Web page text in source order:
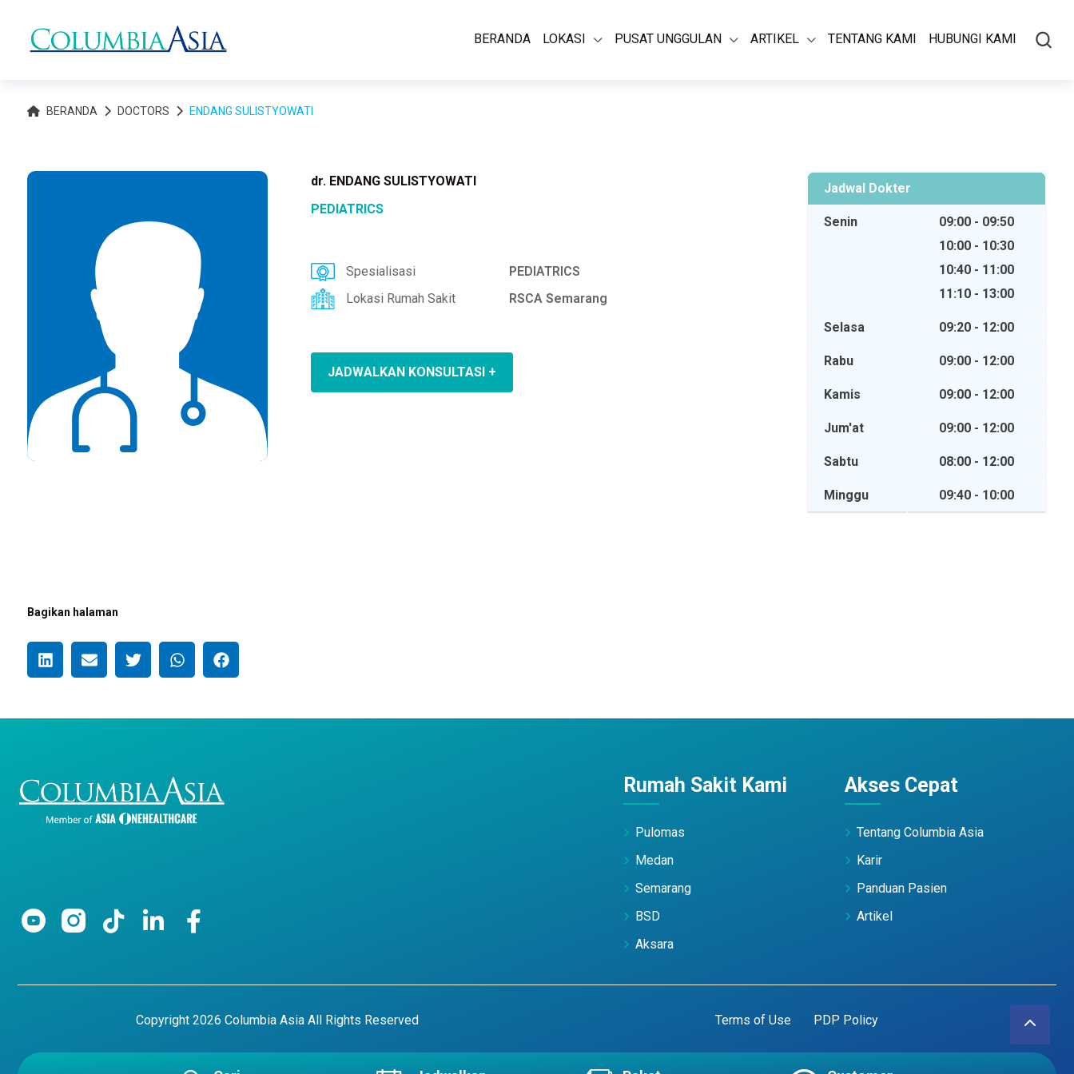
BERANDA LOKASI PUSAT UNGGULAN ARTIKEL TENTANG KAMI HUBUNGI KAMI
BERANDA DOCTORS ENDANG SULISTYOWATI
dr. ENDANG SULISTYOWATI
PEDIATRICS
Spesialisasi
PEDIATRICS
Lokasi Rumah Sakit
RSCA Semarang
JADWALKAN KONSULTASI +
Jadwal Dokter
Senin
09:00 - 09:50
10:00 - 10:30
10:40 - 11:00
11:10 - 13:00
Selasa 09:20 - 12:00
Rabu 09:00 - 12:00
Kamis 09:00 - 12:00
Jum'at 09:00 - 12:00
Sabtu 08:00 - 12:00
Minggu 09:40 - 10:00
Bagikan halaman
Rumah Sakit Kami
Pulomas
Medan
Semarang
BSD
Aksara
Akses Cepat
Tentang Columbia Asia
Karir
Panduan Pasien
Artikel
Copyright 2026 Columbia Asia All Rights Reserved Terms of Use PDP Policy